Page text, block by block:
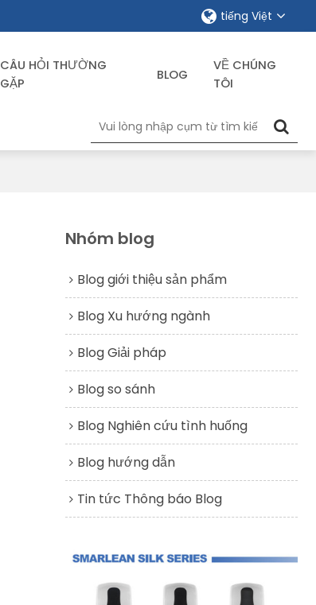
tiếng Việt
CÂU HỎI THƯỜNG
GẶP
BLOG
VỀ CHÚNG
TÔI
Nhóm blog
Blog giới thiệu sản phẩm
Blog Xu hướng ngành
Blog Giải pháp
Blog so sánh
Blog Nghiên cứu tình huống
Blog hướng dẫn
Tin tức Thông báo Blog